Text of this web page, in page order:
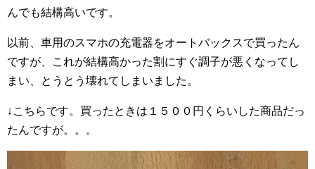
んでも結構高いです。
以前、車用のスマホの充電器をオートバックスで買ったん
ですが、これが結構高かった割にすぐ調子が悪くなってし
まい、とうとう壊れてしまいました。
↓こちらです。買ったときは１５００円くらいした商品だっ
たんですが。。。